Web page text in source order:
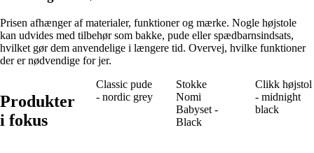
Prisen afhænger af materialer, funktioner og mærke. Nogle højstole
kan udvides med tilbehør som bakke, pude eller spædbarnsindsats,
hvilket gør dem anvendelige i længere tid. Overvej, hvilke funktioner
der er nødvendige for jer.
Produkter
i fokus
Classic pude
- nordic grey
Stokke
Nomi
Babyset -
Black
Clikk højstol
- midnight
black